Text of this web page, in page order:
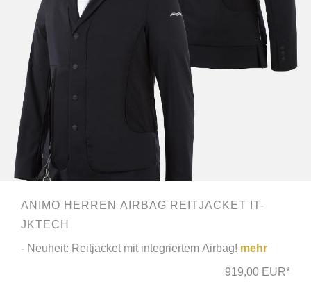
ANIMO HERREN AIRBAG REITJACKET IT-
JKTECH
- Neuheit: Reitjacket mit integriertem Airbag! mehr
919,00 EUR*